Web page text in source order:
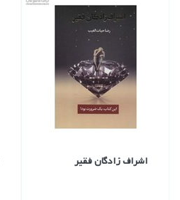
اشراف زادگان فقير